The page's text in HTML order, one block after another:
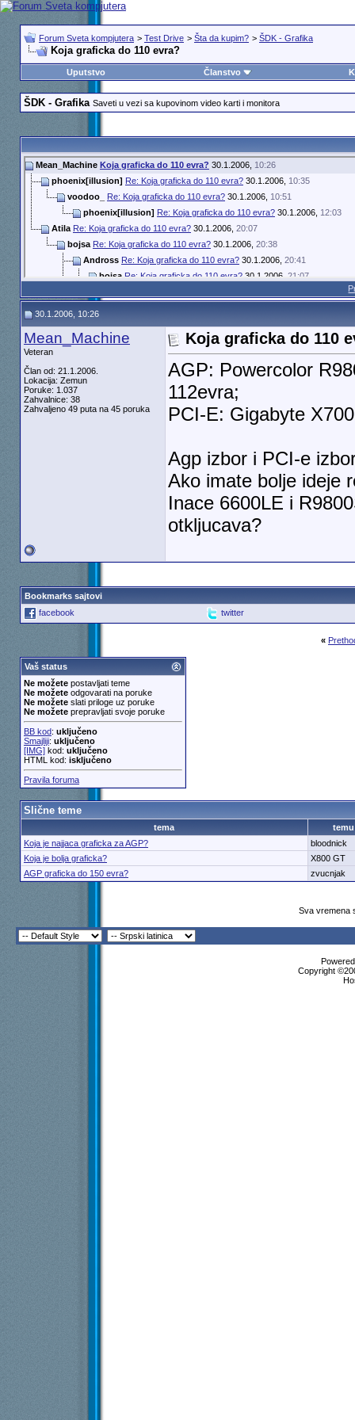
Forum Sveta kompjutera > Test Drive > Šta da kupim? > ŠDK - Grafika
Koja graficka do 110 evra?
Uputstvo Članstvo
ŠDK - Grafika Saveti u vezi sa kupovinom video karti i monitora
Mean_Machine Koja graficka do 110 evra? 30.1.2006, 10:26
phoenix[illusion] Re: Koja graficka do 110 evra?30.1.2006, 10:35
voodoo_
Re: Koja graficka do 110 evra?30.1.2006, 10:51
phoenix[illusion] Re: Koja graficka do 110 evra?30.1.2006, 12:03
Atila Re: Koja graficka do 110 evra?30.1.2006, 20:07
bojsa Re: Koja graficka do 110 evra?30.1.2006, 20:38
Andross Re: Koja graficka do 110 evra?30.1.2006, 20:41
bojsa Re: Koja graficka do 110 evra?30.1.2006, 21:07
Više odgovora ispod trenutne dubine...
30.1.2006, 10:26
Mean_Machine
Veteran
Član od: 21.1.2006.
Lokacija: Zemun
Poruke: 1.037
Zahvalnice: 38
Zahvaljeno 49 puta na 45 poruka
Koja graficka do 110
AGP: Powercolor
112evra;
PCI-E: Gigabyte
Agp izbor i PCI-e
Ako imate bolje ideje
Inace 6600LE i
otkljucava?
Bookmarks sajtovi
facebook
twitter
«
Vaš status
Ne možetepostavljati teme
Ne možeteodgovarati na poruke
Ne možeteslati priloge uz poruke
Ne možeteprepravljati svoje poruke
BB kod: uključeno
Smajliji: uključeno
[IMG]kod: uključeno
HTML kod: isključeno
Pravila foruma
Slične teme
tema
Koja je najjaca graficka za AGP?
bloodnick
Koja je bolja graficka?
X800 GT
AGP graficka do 150 evra?
zvucnjak
Sva vremena
Copyright